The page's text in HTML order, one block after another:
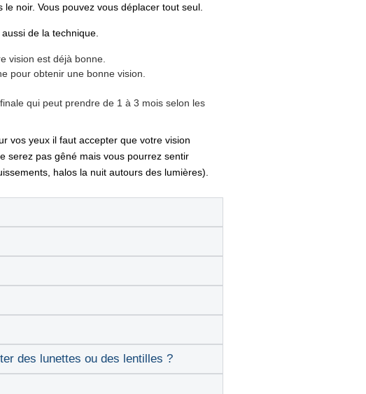
noir. Vous pouvez vous déplacer tout seul.
de la technique.
vision est déjà bonne.
pour obtenir une bonne vision.
qui peut prendre de 1 à 3 mois selon les
vos yeux il faut accepter que votre vision
serez pas gêné mais vous pourrez sentir
halos la nuit autours des lumières).
des lunettes ou des lentilles ?